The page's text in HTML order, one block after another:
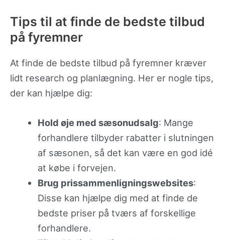
Tips til at finde de bedste tilbud
på fyremner
At finde de bedste tilbud på fyremner kræver
lidt research og planlægning. Her er nogle tips,
der kan hjælpe dig:
Hold øje med sæsonudsalg: Mange
forhandlere tilbyder rabatter i slutningen
af sæsonen, så det kan være en god idé
at købe i forvejen.
Brug prissammenligningswebsites:
Disse kan hjælpe dig med at finde de
bedste priser på tværs af forskellige
forhandlere.